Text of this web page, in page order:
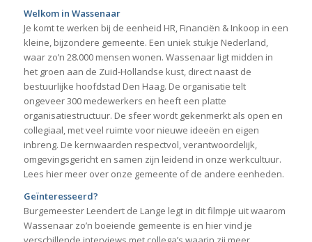
Welkom in Wassenaar
Je komt te werken bij de eenheid HR, Financiën & Inkoop in een
kleine, bijzondere gemeente. Een uniek stukje Nederland,
waar zo’n 28.000 mensen wonen. Wassenaar ligt midden in
het groen aan de Zuid-Hollandse kust, direct naast de
bestuurlijke hoofdstad Den Haag. De organisatie telt
ongeveer 300 medewerkers en heeft een platte
organisatiestructuur. De sfeer wordt gekenmerkt als open en
collegiaal, met veel ruimte voor nieuwe ideeën en eigen
inbreng. De kernwaarden respectvol, verantwoordelijk,
omgevingsgericht en samen zijn leidend in onze werkcultuur.
Lees hier meer over onze gemeente of de andere eenheden.
Geïnteresseerd?
Burgemeester Leendert de Lange legt in dit filmpje uit waarom
Wassenaar zo’n boeiende gemeente is en hier vind je